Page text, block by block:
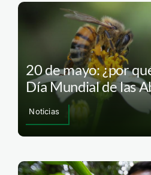
20 de mayo: ¿por
Día Mundial de las
Noticias